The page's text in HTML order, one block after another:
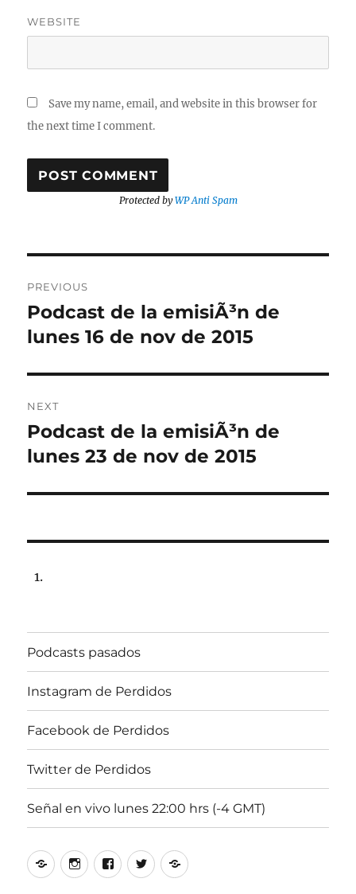
WEBSITE
Save my name, email, and website in this browser for
the next time I comment.
Protected byWP Anti Spam
navigation
PREVIOUS
Previous
post:
Podcast de la emisiÃ³n de
lunes 16 de nov de 2015
NEXT
Next
post:
Podcast de la emisiÃ³n de
lunes 23 de nov de 2015
Podcasts pasados
Instagram de Perdidos
Facebook de Perdidos
Twitter de Perdidos
Señal en vivo lunes 22:00 hrs (-4 GMT)
PodcastsInstagram
Facebook
TwitterSeñal